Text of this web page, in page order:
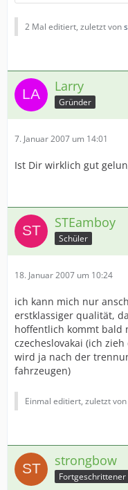
2 Mal editiert, zuletzt von
Larry
Gründer
7. Januar 2007 um 14:01
Ist Dir wirklich gut
STEamboy
Schüler
18. Januar 2007 um 10:24
ich kann mich nur
erstklassiger qualität,
hoffentlich kommt bald
czecheslovakai (ich
wird ja nach der
fahrzeugen)
Einmal editiert, zuletzt von
strongbow
Fortgeschrittener